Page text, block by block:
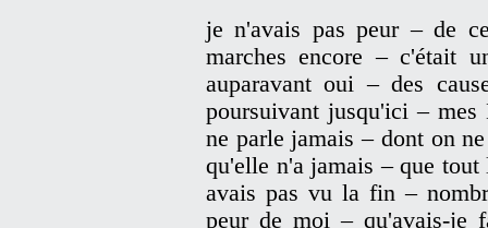
je n'avais pas peur – de
marches encore – c'était
auparavant oui – des
poursuivant jusqu'ici –
ne parle jamais – dont on
qu'elle n'a jamais – que
avais pas vu la fin –
peur de moi – qu'avais-je